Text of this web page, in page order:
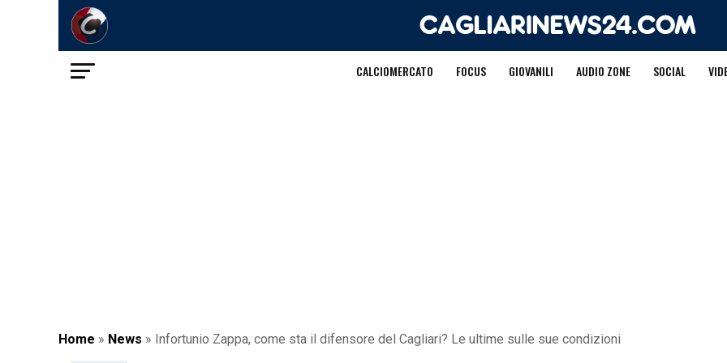
CALCIOMERCATO FOCUS GIOVANILI AUDIO ZONE SOCIAL
Home » News » Infortunio Zappa, come sta il difensore del Cagliari? Le ultime sulle sue condizioni